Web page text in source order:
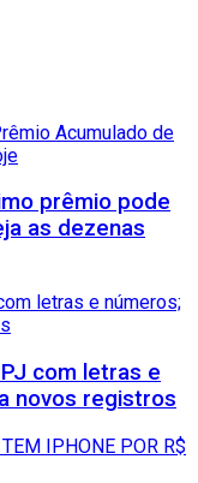
prêmio pode
as dezenas
com letras e
novos registros